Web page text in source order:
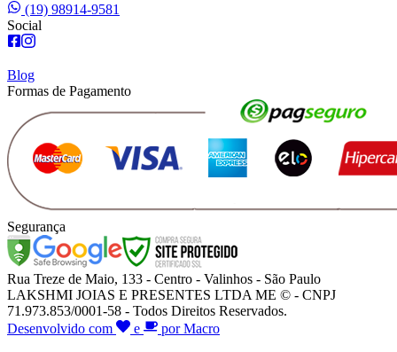
(19) 98914-9581
Social
Blog
Formas de Pagamento
Segurança
Rua Treze de Maio, 133 - Centro - Valinhos - São Paulo
LAKSHMI JOIAS E PRESENTES LTDA ME © - CNPJ
71.973.853/0001-58 - Todos Direitos Reservados.
Desenvolvido com
e por Macro